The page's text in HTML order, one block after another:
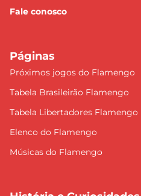
Fale conosco
Páginas
Próximos jogos do Flamengo
Tabela Brasileirão Flamengo
Tabela Libertadores Flamengo
Elenco do Flamengo
Músicas do Flamengo